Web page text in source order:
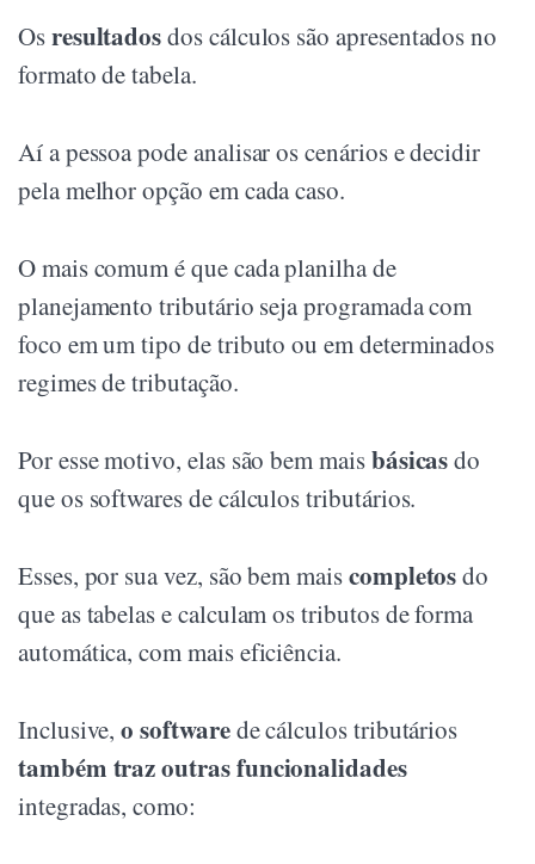
Osresultadosdos cálculos são apresentados no
formato de tabela.
Aí a pessoa pode analisar os cenários e decidir
pela melhor opção em cada caso.
O mais comum é que cada planilha de
planejamento tributário seja programada com
foco em um tipo de tributo ou em determinados
regimes de tributação.
Por esse motivo, elas são bem maisbásicasdo
que os softwares de cálculos tributários.
Esses, por sua vez, são bem maiscompletosdo
que as tabelas e calculam os tributos de forma
automática, com mais eficiência.
Inclusive,o softwarede cálculos tributários
também traz outras funcionalidades
integradas, como: